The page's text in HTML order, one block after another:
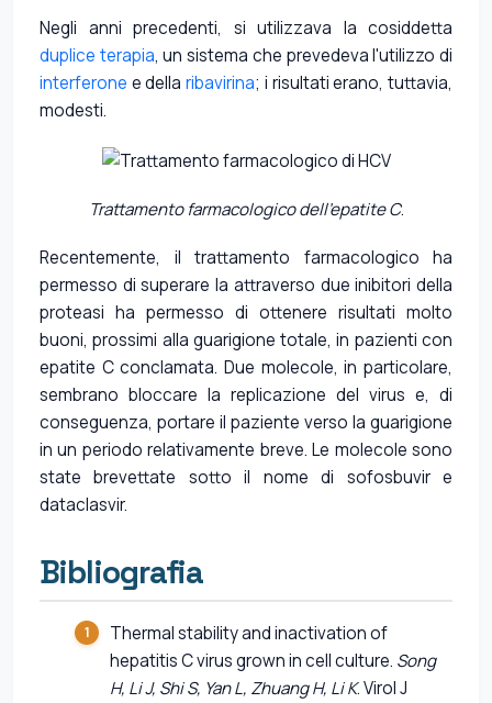
Negli anni precedenti, si utilizzava la cosiddetta
duplice terapia, un sistema che prevedeva l'utilizzo di
interferone e dellaribavirina; i risultati erano, tuttavia,
modesti.
Trattamento farmacologico dell'epatite C.
Recentemente, il trattamento farmacologico ha
permesso di superare la attraverso due inibitori della
proteasi ha permesso di ottenere risultati molto
buoni, prossimi alla guarigione totale, in pazienti con
epatite C conclamata. Due molecole, in particolare,
sembrano bloccare la replicazione del virus e, di
conseguenza, portare il paziente verso la guarigione
in un periodo relativamente breve. Le molecole sono
state brevettate sotto il nome di sofosbuvir e
dataclasvir.
Bibliografia
Thermal stability and inactivation of
hepatitis C virus grown in cell culture. Song
H, Li J, Shi S, Yan L, Zhuang H, Li K. Virol J